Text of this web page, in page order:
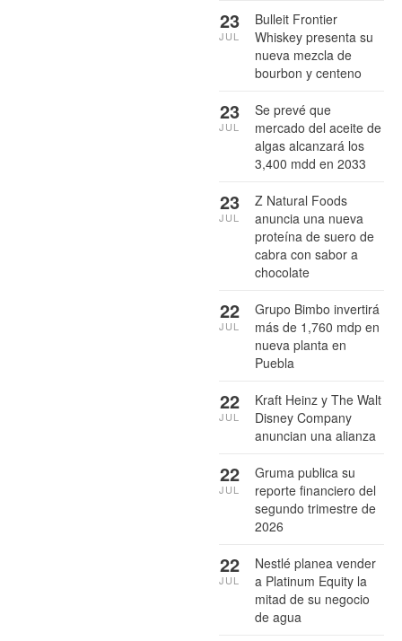
Bulleit Frontier
Whiskey presenta su
nueva mezcla de
bourbon y centeno
23
JUL
Se prevé que
mercado del aceite de
algas alcanzará los
3,400 mdd en 2033
23
JUL
Z Natural Foods
anuncia una nueva
proteína de suero de
cabra con sabor a
chocolate
23
JUL
Grupo Bimbo invertirá
más de 1,760 mdp en
nueva planta en
Puebla
22
JUL
Kraft Heinz y The Walt
Disney Company
anuncian una alianza
22
JUL
Gruma publica su
reporte financiero del
segundo trimestre de
2026
22
JUL
Nestlé planea vender
a Platinum Equity la
mitad de su negocio
de agua
22
JUL